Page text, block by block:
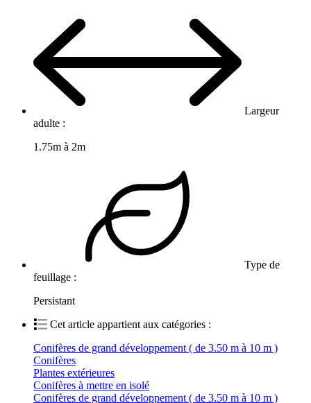
Largeur
adulte :
1.75m à 2m
Type de
feuillage :
Persistant
Cet article appartient aux catégories :
Conifères de grand développement ( de 3.50 m à 10 m )
Conifères
Plantes extérieures
Conifères à mettre en isolé
Conifères de grand développement ( de 3.50 m à 10 m )